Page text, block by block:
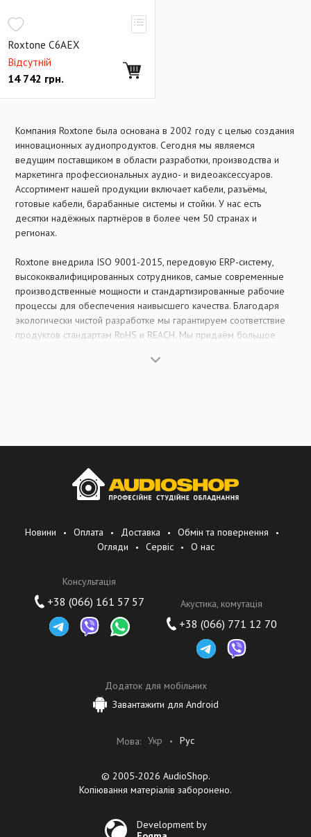
Roxtone C6AEX
Відсутній
14 742 грн.
Компания Roxtone была основана в 2002 году с целью создания
инновационных аудиопродуктов. Сегодня мы являемся
ведущим поставщиком в области разработки, производства и
маркетинга профессиональных аудио- и видеоаксессуаров.
Ассортимент нашей продукции включает кабели, разъёмы,
готовые кабели, барабанные системы и стойки. У нас есть
десятки надёжных партнёров в более чем 50 странах и
регионах.
Roxtone внедрила ISO 9001-2015, передовую ERP-систему,
высококвалифицированных сотрудников, самые современные
производственные мощности и стандартизированные рабочие
процессы для обеспечения наивысшего качества. Благодаря
экологически чистой разработке мы гарантируем соответствие
продуктов стандартам RoHS и REACH. Мы придаём большое
имеем множество выданных патентов и последовательно
Быть всемирно известным брендом в сфере профессиональных
Наша миссия
надёжные, инновационные и экономически эффективные
продукты.
Наши ценности
- Честное отношение к другим
- Взаимовыгодное сотрудничество
Новини Оплата Доставка
Обмін та повернення
Огляди
Сервіс О нас
Консультація
+38 (066) 161 57 57 Акустика, комутація
+38 (066) 771 12 70
Додаток для мобільних
Завантажити для Android
Мова: Укр Рус
© 2005-2026 AudioShop.
Копіювання матеріалів заборонено.
Development by